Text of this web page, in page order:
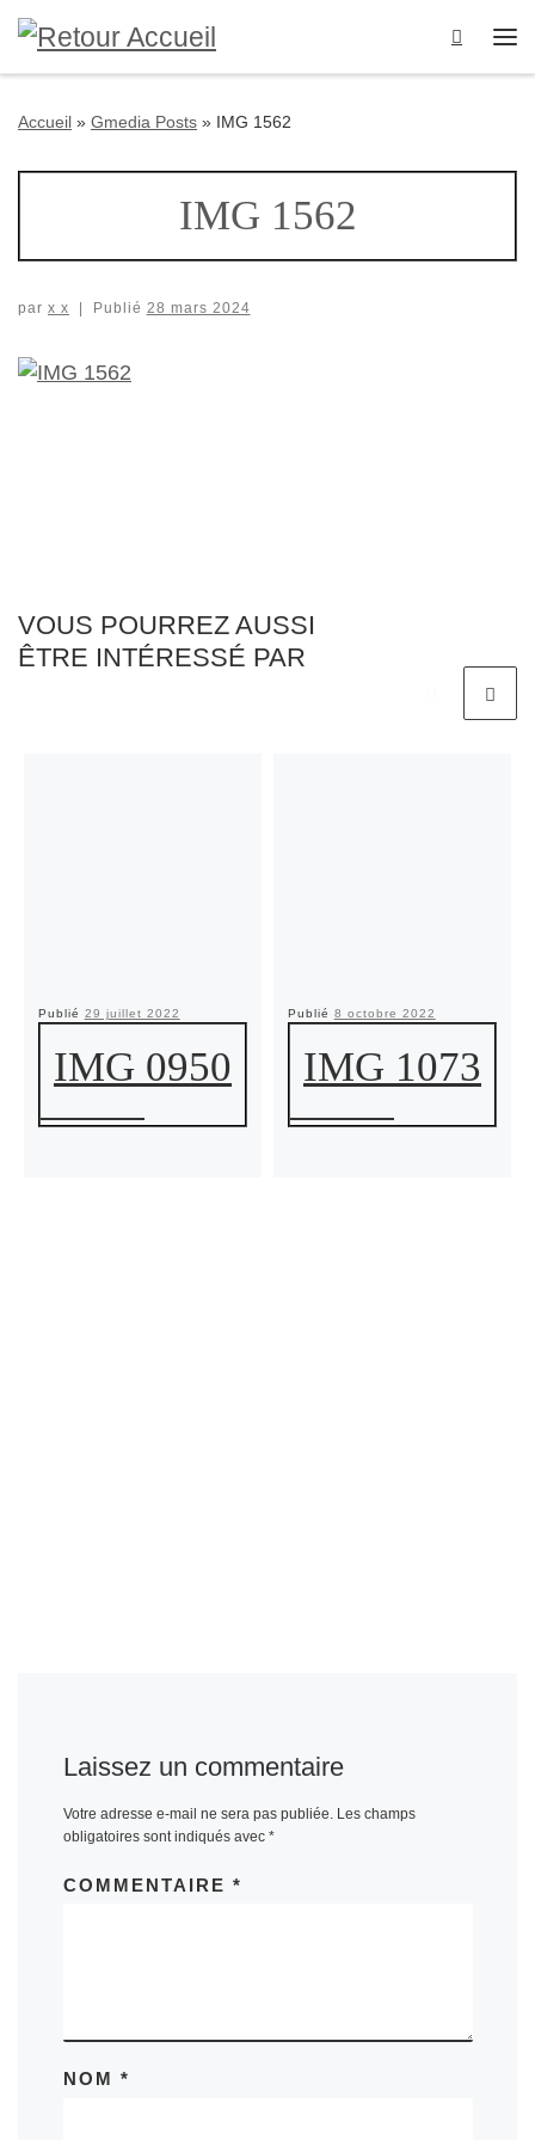
Passer au contenu
Search
Accueil » Gmedia Posts » IMG 1562
IMG 1562
par x x Publié 28 mars 2024
VOUS POURREZ AUSSI
ÊTRE INTÉRESSÉ PAR
Publié 29 juillet 2022
IMG 0950
Publié 8 octobre 2022
IMG 1073
Laissez un commentaire
Votre adresse e-mail ne sera pas publiée. Les champs
obligatoires sont indiqués avec *
COMMENTAIRE *
NOM *